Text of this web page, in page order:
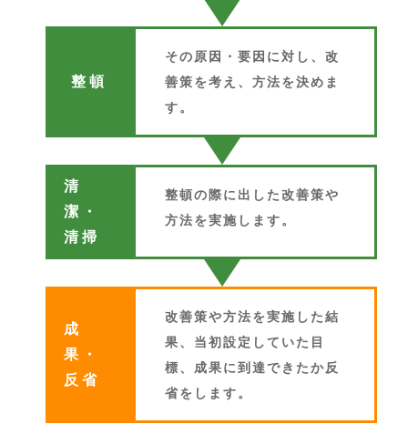
整頓
その原因・要因に対し、改
善策を考え、方法を決めま
す。
清
潔・
清掃
整頓の際に出した改善策や
方法を実施します。
成
果・
反省
改善策や方法を実施した結
果、当初設定していた目
標、成果に到達できたか反
省をします。